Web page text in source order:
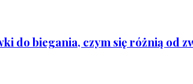
do biegania, czym się różnią od